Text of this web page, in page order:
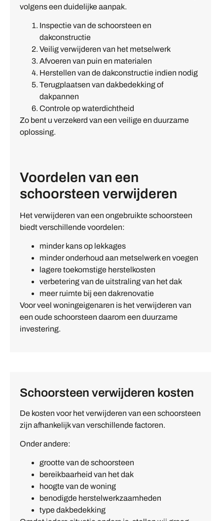
volgens een duidelijke aanpak.
Inspectie van de schoorsteen en
dakconstructie
Veilig verwijderen van het metselwerk
Afvoeren van puin en materialen
Herstellen van de dakconstructie indien nodig
Terugplaatsen van dakbedekking of
dakpannen
Controle op waterdichtheid
Zo bent u verzekerd van een veilige en duurzame
oplossing.
Voordelen van een
schoorsteen verwijderen
Het verwijderen van een ongebruikte schoorsteen
biedt verschillende voordelen:
minder kans op lekkages
minder onderhoud aan metselwerk en voegen
lagere toekomstige herstelkosten
verbetering van de uitstraling van het dak
meer ruimte bij een dakrenovatie
Voor veel woningeigenaren is het verwijderen van
een oude schoorsteen daarom een duurzame
investering.
Schoorsteen verwijderen kosten
De kosten voor het verwijderen van een schoorsteen
zijn afhankelijk van verschillende factoren.
Onder andere:
grootte van de schoorsteen
bereikbaarheid van het dak
hoogte van de woning
benodigde herstelwerkzaamheden
type dakbedekking